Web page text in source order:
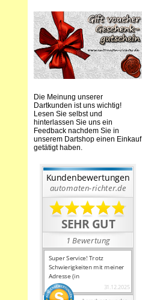
Die Meinung unserer
Dartkunden ist uns wichtig!
Lesen Sie selbst und
hinterlassen Sie uns ein
Feedback nachdem Sie in
unserem Dartshop einen Einkauf
getätigt haben.